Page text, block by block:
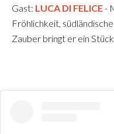
Gast: LUCA DI FELICE-
Fröhlichkeit,
Zauber bringt er ein